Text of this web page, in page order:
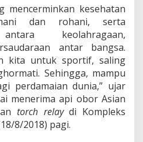
m
a
a
n
D
u
n
i
a
mencerminkan kesehatan
dan rohani, serta
keolahragaan,
antar bangsa.
kita untuk sportif, saling
Sehingga, mampu
perdamaian dunia,” ujar
menerima api obor Asian
torch relaydi Kompleks
8/2018) pagi.